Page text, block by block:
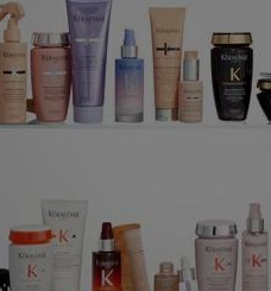
SANS FRAIS
2
SERVICES
Programme de fidélité